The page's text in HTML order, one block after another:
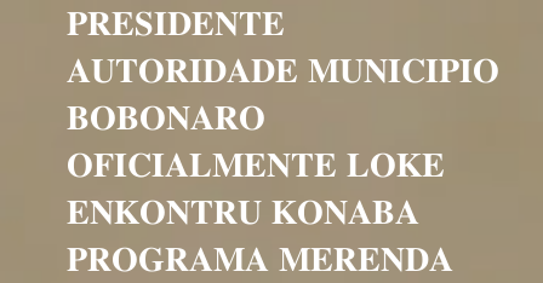
𝐏𝐑𝐄𝐒𝐈𝐃𝐄𝐍𝐓𝐄
𝐀𝐔𝐓𝐎𝐑𝐈𝐃𝐀𝐃𝐄 𝐌𝐔𝐍𝐈𝐂𝐈𝐏𝐈𝐎
𝐁𝐎𝐁𝐎𝐍𝐀𝐑𝐎
𝐎𝐅𝐈𝐂𝐈𝐀𝐋𝐌𝐄𝐍𝐓𝐄 𝐋𝐎𝐊𝐄
𝐄𝐍𝐊𝐎𝐍𝐓𝐑𝐔 𝐊𝐎𝐍𝐀𝐁𝐀
𝐏𝐑𝐎𝐆𝐑𝐀𝐌𝐀 𝐌𝐄𝐑𝐄𝐍𝐃𝐀